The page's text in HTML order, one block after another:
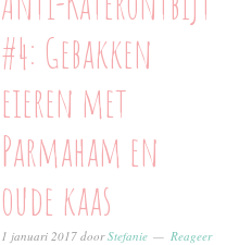
#4: Gebakken
eieren met
Parmaham en
oude kaas
1 januari 2017 doorStefanie Reageer